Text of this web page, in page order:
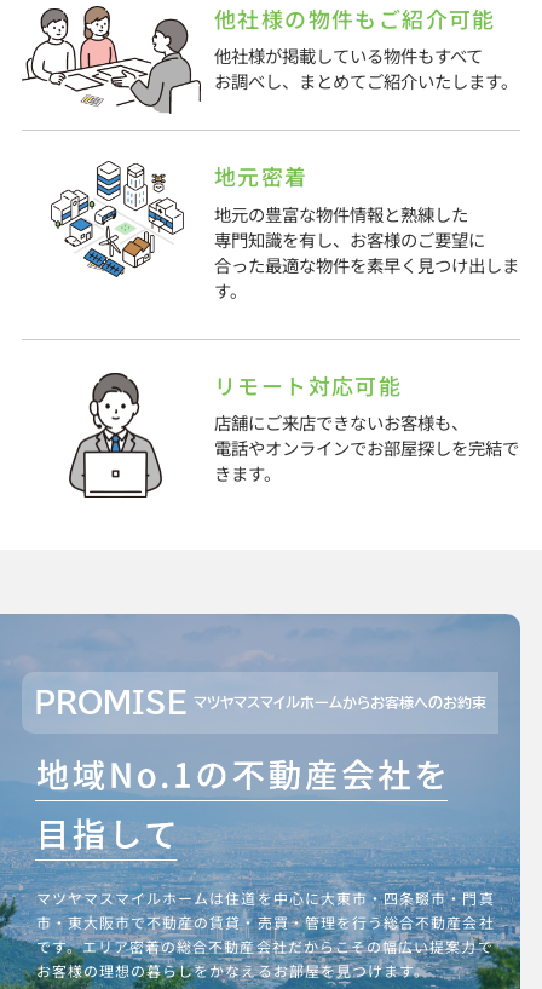
他社様の物件もご紹介可能
他社様が掲載している物件もすべて
お調べし、まとめてご紹介いたします。
地元密着
地元の豊富な物件情報と熟練した
専門知識を有し、お客様のご要望に
合った最適な物件を素早く見つけ出しま
す。
リモート対応可能
店舗にご来店できないお客様も、
電話やオンラインでお部屋探しを完結で
きます。
PROMISE マツヤマスマイルホームからお客様へのお約束
マツヤマスマイルホームは住道を中心に大東市・四条畷市・門真
市・東大阪市で不動産の賃貸・売買・管理を行う総合不動産会社
です。エリア密着の総合不動産会社だからこその幅広い提案力で
お客様の理想の暮らしをかなえるお部屋を見つけます。